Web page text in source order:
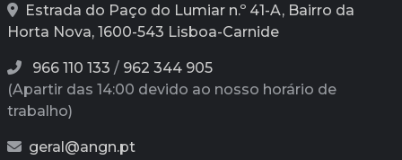
Estrada do Paço do Lumiar n.º 41-A, Bairro da
Horta Nova, 1600-543 Lisboa-Carnide
966 110 133 / 962 344 905
(Apartir das 14:00 devido ao nosso horário de
trabalho)
geral@angn.pt